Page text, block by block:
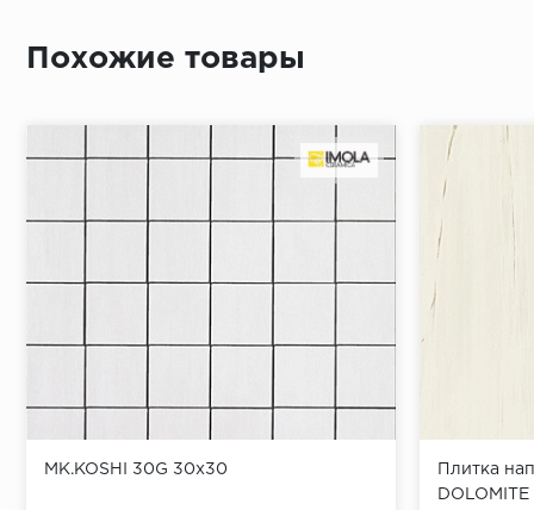
Похожие товары
MK.KOSHI 30G 30x30
Плитка